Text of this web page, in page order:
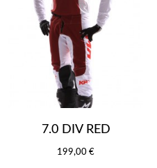
7.0 DIV RED
199,00 €